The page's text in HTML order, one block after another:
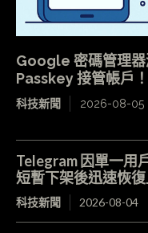
Google 密碼管理
Passkey 接管帳戶！
科技新聞 2026-08-05
Telegram 因單一用
短暫下架後迅速恢
科技新聞 2026-08-04